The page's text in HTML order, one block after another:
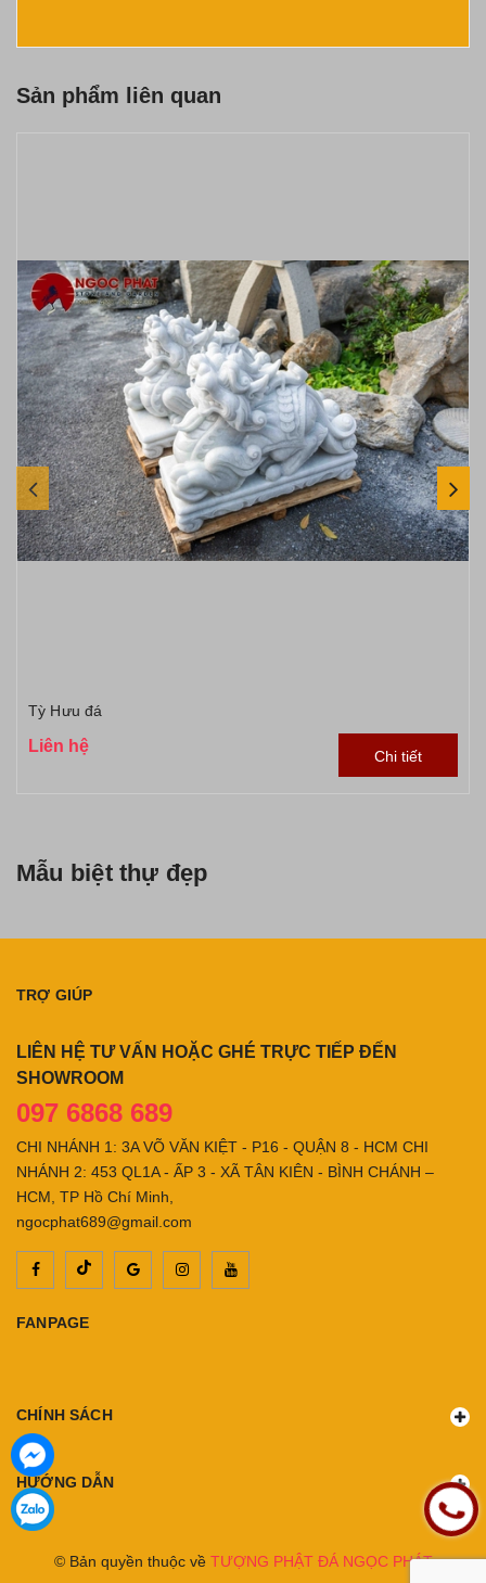
Sản phẩm liên quan
Tỳ Hưu đá
Liên hệ
Chi tiết
Mẫu biệt thự đẹp
TRỢ GIÚP
LIÊN HỆ TƯ VẤN HOẶC GHÉ TRỰC TIẾP ĐẾN
SHOWROOM
097 6868 689
CHI NHÁNH 1: 3A VÕ VĂN KIỆT - P16 - QUẬN 8 - HCM CHI
NHÁNH 2: 453 QL1A - ẤP 3 - XÃ TÂN KIÊN - BÌNH CHÁNH –
HCM, TP Hồ Chí Minh,
ngocphat689@gmail.com
FANPAGE
CHÍNH SÁCH
HƯỚNG DẪN
© Bản quyền thuộc về TƯỢNG PHẬT ĐÁ NGỌC PHÁT